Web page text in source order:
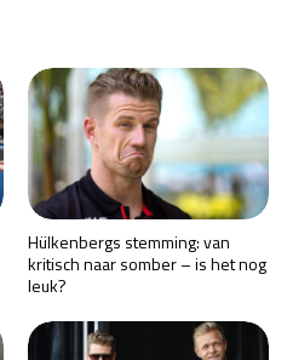
Hülkenbergs stemming: van
kritisch naar somber – is het nog
leuk?